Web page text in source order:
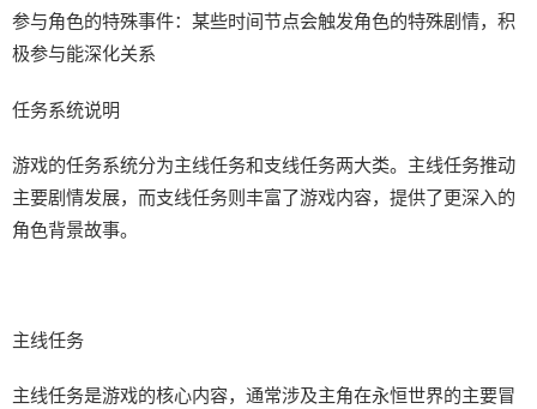
参与角色的特殊事件：某些时间节点会触发角色的特殊剧情，积
极参与能深化关系
任务系统说明
游戏的任务系统分为主线任务和支线任务两大类。主线任务推动
主要剧情发展，而支线任务则丰富了游戏内容，提供了更深入的
角色背景故事。
主线任务
主线任务是游戏的核心内容，通常涉及主角在永恒世界的主要冒